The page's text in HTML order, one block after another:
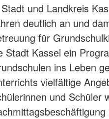
und Landkreis
deutlich an und
für
Stadt Kassel ein
ins Leben
vielfältige
und Schüler